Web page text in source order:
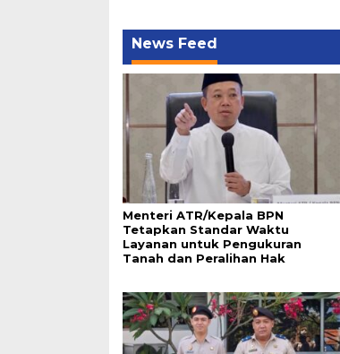
News Feed
Menteri ATR/Kepala BPN
Tetapkan Standar Waktu
Layanan untuk Pengukuran
Tanah dan Peralihan Hak